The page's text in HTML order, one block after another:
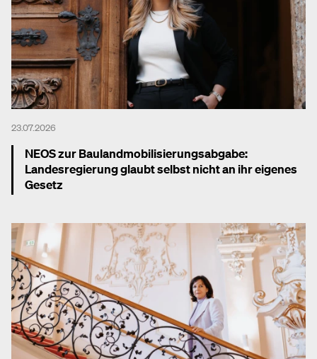
23.07.2026
NEOS zur Baulandmobilisierungsabgabe:
Landesregierung glaubt selbst nicht an ihr eigenes
Gesetz